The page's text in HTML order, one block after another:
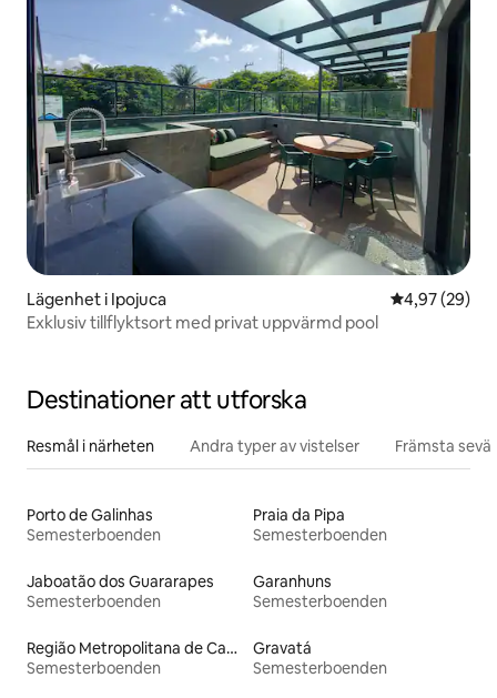
Lägenhet i Ipojuca 4,97 av 5 i
4,97 (29)
Exklusiv tillflyktsort med privat uppvärmd pool
Destinationer att utforska
Resmål i närheten Andra typer av vistelser Främsta
Porto de Galinhas
Semesterboenden
Praia da Pipa
Semesterboenden
Jaboatão dos Guararapes
Semesterboenden
Garanhuns
Semesterboenden
Região Metropolitana de Campina Grande
Semesterboenden
Gravatá
Semesterboenden